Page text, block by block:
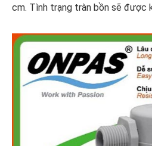
cm. Tình trạng tràn bồn sẽ được